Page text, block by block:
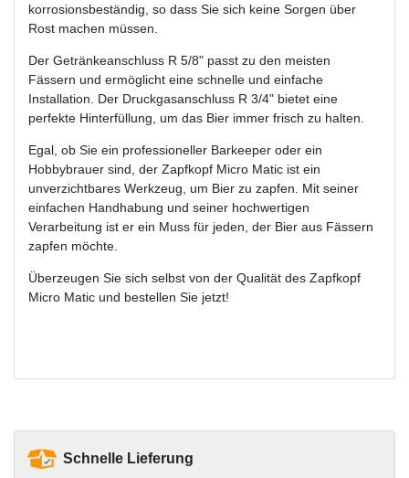
korrosionsbeständig, so dass Sie sich keine Sorgen über
Rost machen müssen.
Der Getränkeanschluss R 5/8" passt zu den meisten
Fässern und ermöglicht eine schnelle und einfache
Installation. Der Druckgasanschluss R 3/4" bietet eine
perfekte Hinterfüllung, um das Bier immer frisch zu halten.
Egal, ob Sie ein professioneller Barkeeper oder ein
Hobbybrauer sind, der Zapfkopf Micro Matic ist ein
unverzichtbares Werkzeug, um Bier zu zapfen. Mit seiner
einfachen Handhabung und seiner hochwertigen
Verarbeitung ist er ein Muss für jeden, der Bier aus Fässern
zapfen möchte.
Überzeugen Sie sich selbst von der Qualität des Zapfkopf
Micro Matic und bestellen Sie jetzt!
Schnelle Lieferung